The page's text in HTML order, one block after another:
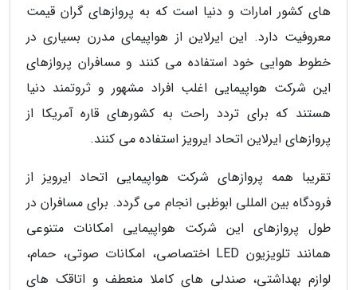
های کشور امارات و دنیا است که به پروازهای گران قیمت
معروفیت دارد. این ایرلاین از هواپیمای مدرن بسیاری در
خطوط هوایی خود استفاده می کنند و مسافران پروازهای
این شرکت هواپیمایی اغلب افراد مشهور و ثروتمند دنیا
هستند که برای تردد راحت به کشورهای قاره آمریکا از
پروازهای ایرلاین اتحاد ایرویز استفاده می کنند.
تقریبا همه پروازهای شرکت هواپیمایی اتحاد ایرویز از
فرودگاه بین المللی ابوظبی انجام می گردد. برای مسافران در
طول پروازهای این شرکت هواپیمایی امکانات متنوعی
همانند تلویزیون LED اختصاصی، امکانات صوتی، حمام،
لوازم بهداشتی، صندلی های کاملا منعطف و اتاقک های